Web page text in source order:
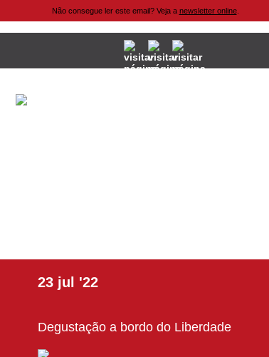
Não consegue ler este email? Veja a newsletter online.
23 jul '22
Degustação a bordo do Liberdade